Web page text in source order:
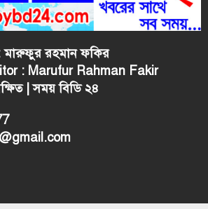
মারুফুর রহমান ফকির
: Marufur Rahman Fakir
| সময় বিডি ২৪